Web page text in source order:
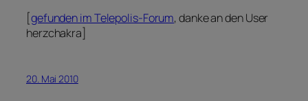
[gefunden im Telepolis-Forum, danke an den User
herzchakra]
20. Mai 2010